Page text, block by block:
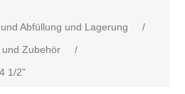
Abfüllung und Lagerung
/
Zubehör
/
1/2"